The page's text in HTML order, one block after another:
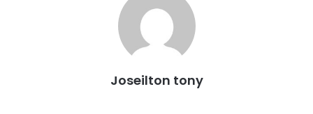
Joseilton tony